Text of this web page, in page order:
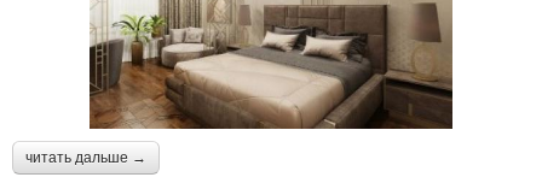
читать дальше →